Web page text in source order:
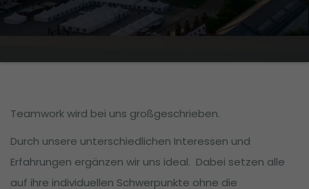
Teamwork wird bei uns großgeschrieben.
Durch unsere unterschiedlichen Interessen und
Erfahrungen ergänzen wir uns ideal. Dabei setzen alle
auf ihre individuellen Schwerpunkte ohne die